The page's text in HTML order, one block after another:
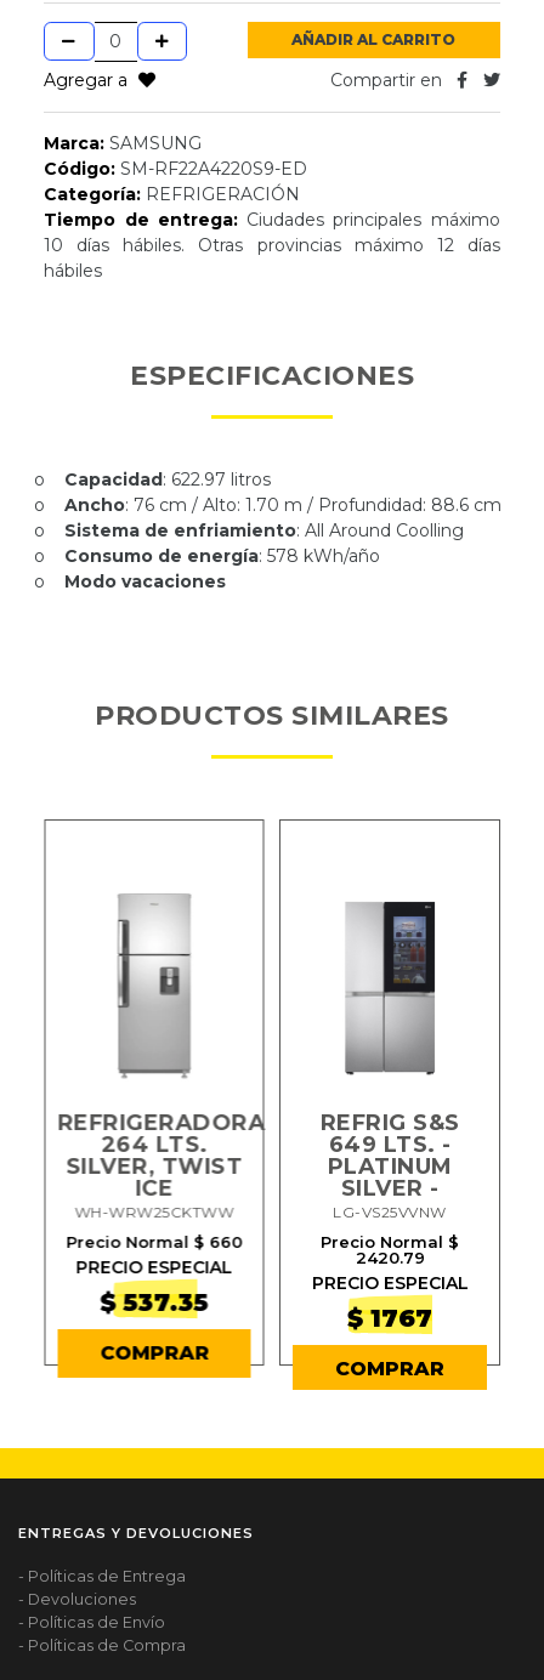
AÑADIR AL CARRITO
Agregar a Compartir en
Marca: SAMSUNG
Código: SM-RF22A4220S9-ED
Categoría: REFRIGERACIÓN
Tiempo de entrega:Ciudades principales máximo
10 días hábiles. Otras provincias máximo 12 días
hábiles
ESPECIFICACIONES
o Capacidad: 622.97 litros
o Ancho: 76 cm / Alto: 1.70 m / Profundidad: 88.6 cm
o Sistema de enfriamiento: All Around Coolling
o Consumo de energía: 578 kWh/año
o Modo vacaciones
PRODUCTOS SIMILARES
REFRIGERADORA
264 LTS.
SILVER, TWIST
ICE
WH-WRW25CKTWW
Precio Normal $ 660
PRECIO ESPECIAL
$ 537.35
COMPRAR
REFRIG S&S
649 LTS. -
PLATINUM
SILVER -
LG-VS25VVNW
Precio Normal $
2420.79
PRECIO ESPECIAL
$ 1767
COMPRAR
ENTREGAS Y DEVOLUCIONES
- Políticas de Entrega
- Devoluciones
- Políticas de Envío
- Políticas de Compra